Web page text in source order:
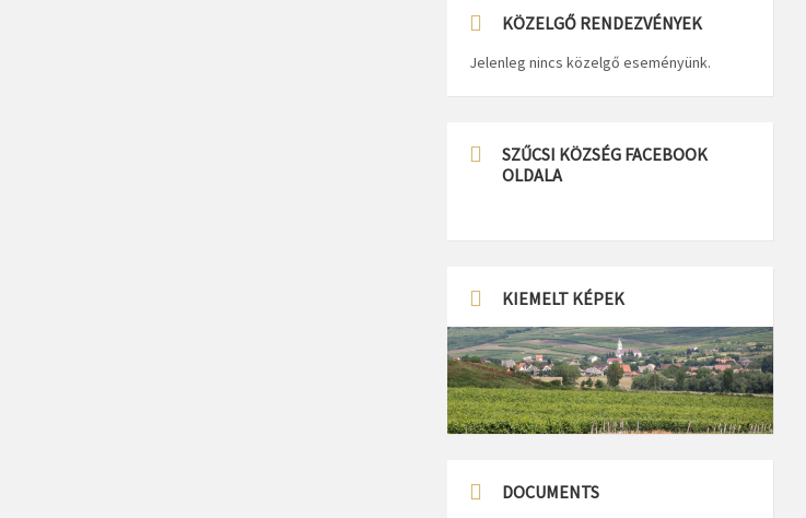
KÖZELGŐ RENDEZVÉNYEK
Jelenleg nincs közelgő eseményünk.
SZŰCSI KÖZSÉG FACEBOOK
OLDALA
KIEMELT KÉPEK
DOCUMENTS